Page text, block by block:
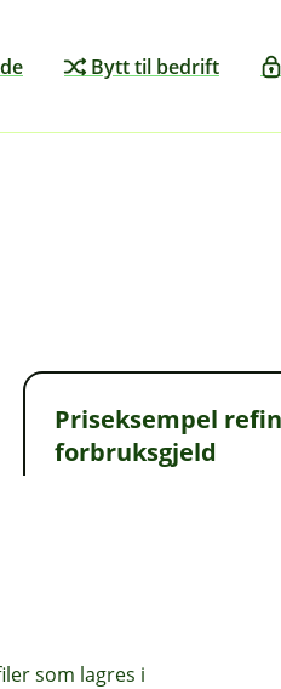
Bytt til bedrift
Priseksempel
forbruksgjeld
Nom. rente 12,9 %.
Lånebeløp 150 000
Kostnad 58 602 kr.
Refinansieringslånet
som lagres i